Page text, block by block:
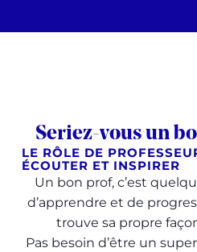
Seriez-vous un
LE RÔLE DE
ÉCOUTER ET INSPIRER
Un bon prof, c’est
d’apprendre et de
trouve sa propre
Pas besoin d’être un